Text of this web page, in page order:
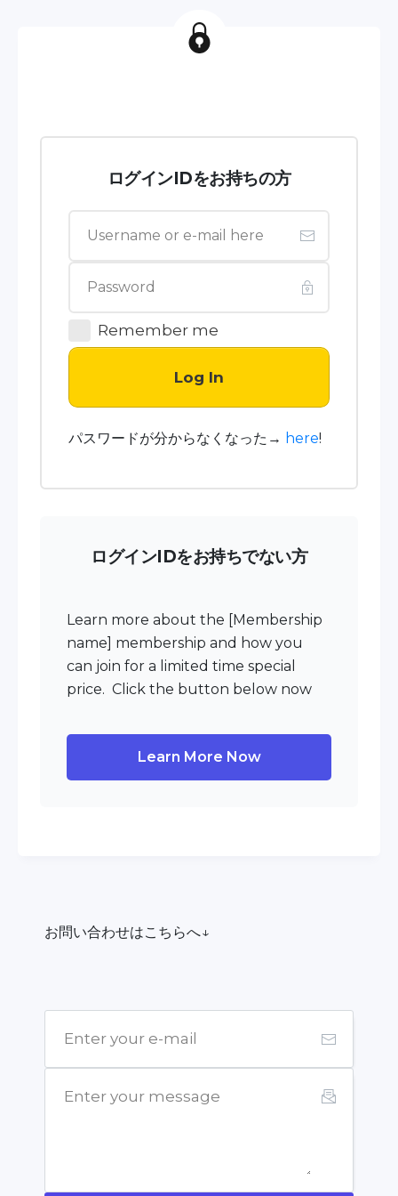
ログインIDをお持ちの方
Remember me
Log In
パスワードが分からなくなった→ here!
ログインIDをお持ちでない方
Learn more about the [Membership
name] membership and how you
can join for a limited time special
price. Click the button below now
Learn More Now
お問い合わせはこちらへ↓